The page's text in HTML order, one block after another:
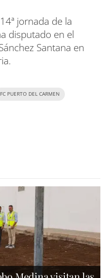
jornada de la
disputado en el
Santana en
FC PUERTO DEL CARMEN